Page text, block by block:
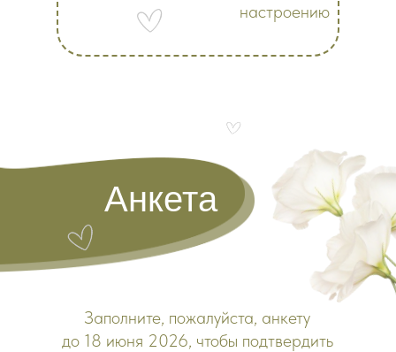
настроению
Заполните, пожалуйста, анкету
до 18 июня 2026, чтобы подтвердить
Анкета